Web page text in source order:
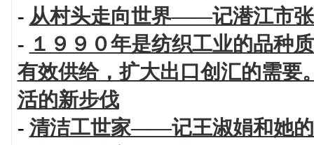
- 从村头走向世界——记潜江市
- １９９０年是纺织工业的品种
有效供给，扩大出口创汇的需
活的新步伐
- 清洁工世家——记王淑娟和她